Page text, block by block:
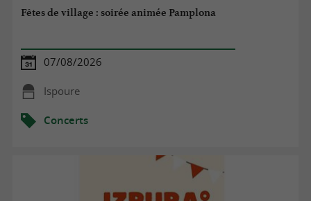
Fêtes de village : soirée animée Pamplona
07/08/2026
Ispoure
Concerts